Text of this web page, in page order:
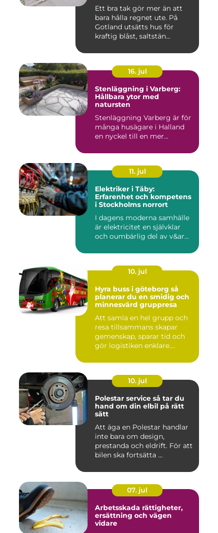
Ett bra tak gör mer än att
bara hålla regnet ute. På
Gotland utsätts hus för
kraftig blåst, saltstän...
16. jul
Stenläggning i Varberg:
Hållbara ytor med
natursten
Stenläggning Varberg är för
många husägare i Halland
en nyckel till en mer...
11. jul
Elektriker i Täby:
Erfarenhet och kompetens
i Stockholms norrort
I dagens moderna samhälle
är elektricitet en självklar
och oumbärlig del av v&ar...
10. jul
Hyra buss i göteborg så
planerar du en smidig och
minnesvärd gruppresa
Att samla en hel grupp och
resa tillsammans skapar
gemenskap, sparar tid och
gör logistiken enklare....
10. jul
Polestar service så tar du
hand om din elbil på rätt
sätt
Att äga en Polestar handlar
inte bara om design,
prestanda och eldrift. För att
bilen ska fortsätta ...
07. jul
Arbetsskada rättigheter,
ersättning och vägen
vidare